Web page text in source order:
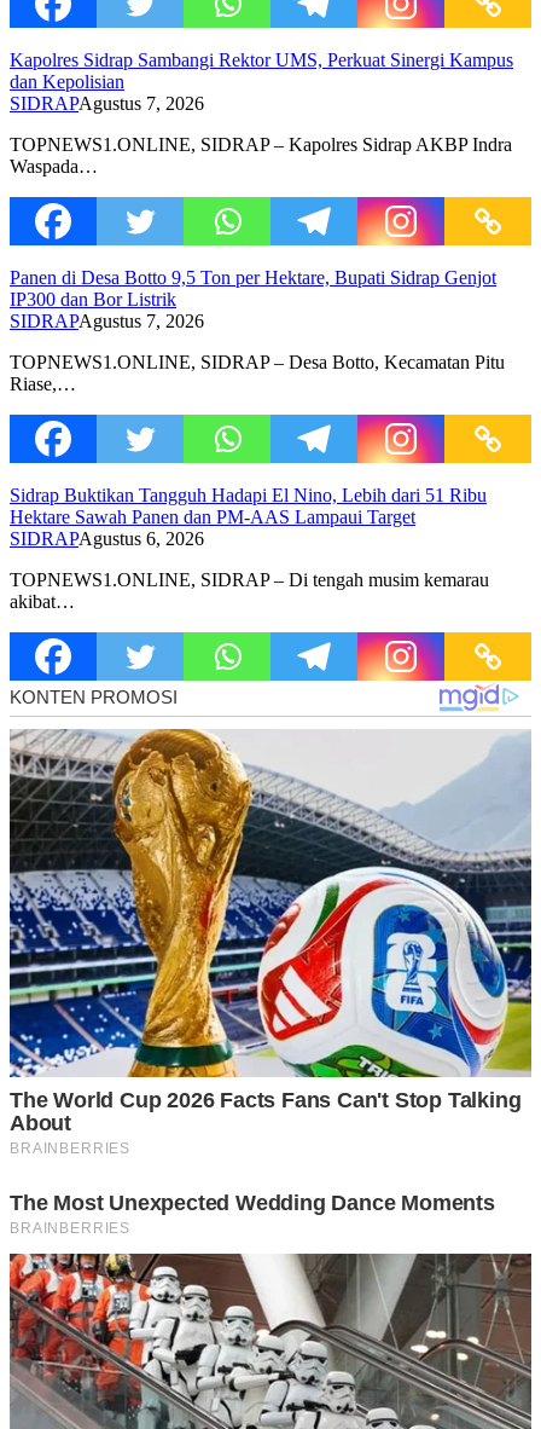
Kapolres Sidrap Sambangi Rektor UMS, Perkuat Sinergi Kampus
dan Kepolisian
SIDRAPAgustus 7, 2026
TOPNEWS1.ONLINE, SIDRAP – Kapolres Sidrap AKBP Indra
Waspada…
Panen di Desa Botto 9,5 Ton per Hektare, Bupati Sidrap Genjot
IP300 dan Bor Listrik
SIDRAPAgustus 7, 2026
TOPNEWS1.ONLINE, SIDRAP – Desa Botto, Kecamatan Pitu
Riase,…
Sidrap Buktikan Tangguh Hadapi El Nino, Lebih dari 51 Ribu
Hektare Sawah Panen dan PM-AAS Lampaui Target
SIDRAPAgustus 6, 2026
TOPNEWS1.ONLINE, SIDRAP – Di tengah musim kemarau
akibat…